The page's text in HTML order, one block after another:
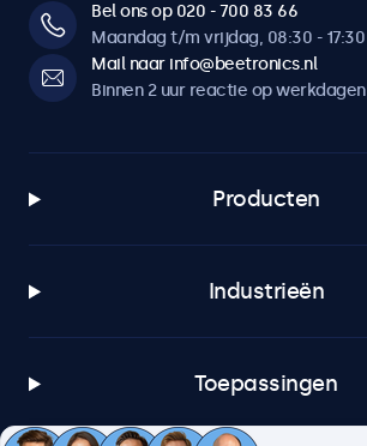
Bel ons op 020 - 700 83 66
Maandag t/m vrijdag, 08:30 - 17:30
Mail naar info@beetronics.nl
Binnen 2 uur reactie op werkdagen
Producten
Industrieën
Toepassingen